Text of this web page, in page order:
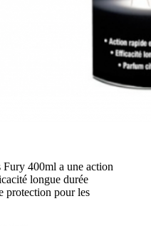
400ml a une action
longue durée
protection pour les